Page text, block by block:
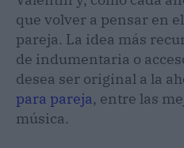
que volver a pensar en
pareja. La idea más
de indumentaria o
desea ser original a la
para pareja, entre las
música.